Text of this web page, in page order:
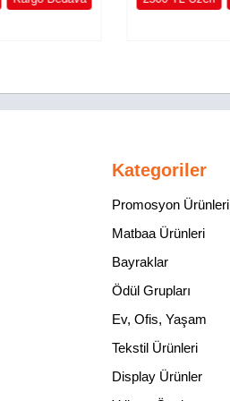
Kategoriler
Promosyon Ürünleri
Matbaa Ürünleri
Bayraklar
Ödül Grupları
Ev, Ofis, Yaşam
Tekstil Ürünleri
Display Ürünler